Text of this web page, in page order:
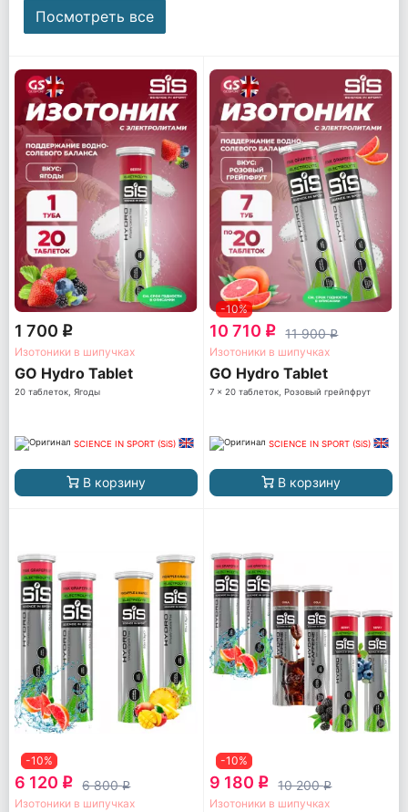
Посмотреть все
1 700 q
Изотоники в шипучках
GO Hydro Tablet
20 таблеток, Ягоды
SCIENCE IN SPORT (SiS)
В корзину
-10%
10 710 q 11 900q
Изотоники в шипучках
GO Hydro Tablet
7 x 20 таблеток, Розовый грейпфрут
SCIENCE IN SPORT (SiS)
В корзину
-10%
6 120 q 6 800q
Изотоники в шипучках
-10%
9 180 q 10 200q
Изотоники в шипучках